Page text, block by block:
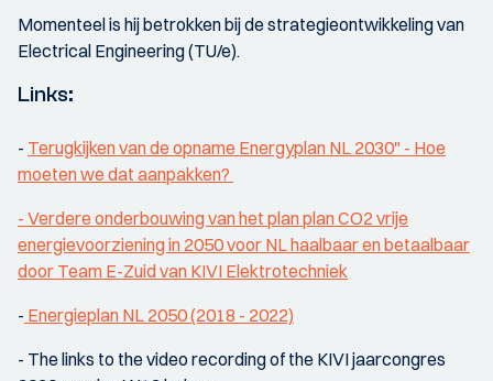
Momenteel is hij betrokken bij de strategieontwikkeling van
Electrical Engineering (TU/e).
Links:
- Terugkijken van de opname Energyplan NL 2030" - Hoe
moeten we dat aanpakken?
- Verdere onderbouwing van het plan plan CO2 vrije
energievoorziening in 2050 voor NL haalbaar en betaalbaar
door Team E-Zuid van KIVI Elektrotechniek
- Energieplan NL 2050 (2018 - 2022)
- The links to the video recording of the KIVI jaarcongres